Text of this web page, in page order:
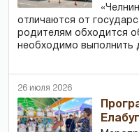
отличаются от
родителям обходится
необходимо выполнить
26 июля 2026